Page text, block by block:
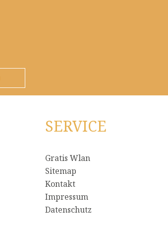
SERVICE
Gratis Wlan
Sitemap
Kontakt
Impressum
Datenschutz